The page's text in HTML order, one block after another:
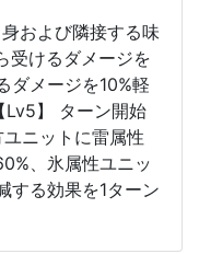
および隣接する味
受けるダメージを
ダメージを10%軽
Lv5】 ターン開始
ニットに雷属性
、氷属性ユニッ
する効果を1ターン